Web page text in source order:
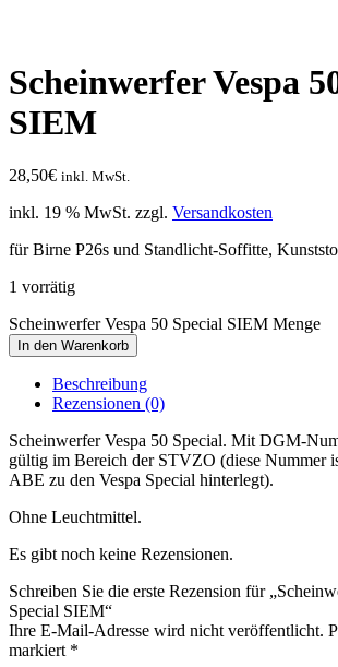
Scheinwerfer Vespa
SIEM
28,50€ inkl. MwSt.
inkl. 19 % MwSt. zzgl. Versandkosten
für Birne P26s und Standlicht-Soffitte,
1 vorrätig
Scheinwerfer Vespa 50 Special SIEM Menge
In den Warenkorb
Beschreibung
Rezensionen (0)
Scheinwerfer Vespa 50 Special. Mit DGM-
gültig im Bereich der STVZO (diese Nummer
ABE zu den Vespa Special hinterlegt).
Ohne Leuchtmittel.
Es gibt noch keine Rezensionen.
Schreiben Sie die erste Rezension für
Special SIEM“
Ihre E-Mail-Adresse wird nicht veröffentlicht.
markiert *